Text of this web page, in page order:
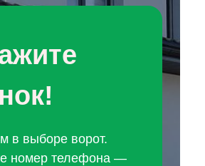
в выборе ворот.
номер телефона —